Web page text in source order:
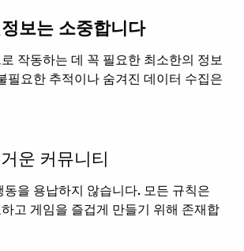
보는 소중합니다
작동하는 데 꼭 필요한 최소한의 정보
필요한 추적이나 숨겨진 데이터 수집은
운 커뮤니티
을 용납하지 않습니다. 모든 규칙은
고 게임을 즐겁게 만들기 위해 존재합